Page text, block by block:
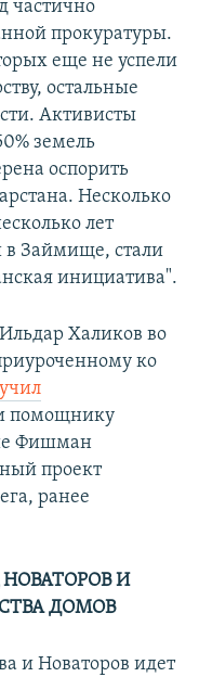
частично
прокуратуры.
еще не успели
остальные
Активисты
земель
оспорить
Несколько
лет
в Займище, стали
инициатива".
Халиков во
ко
помощнику
Фишман
проект
ранее
И
ДОМОВ
и Новаторов идет